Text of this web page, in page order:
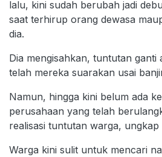
lalu, kini sudah berubah jadi
saat terhirup orang dewasa
dia.
Dia mengisahkan, tuntutan ganti
telah mereka suarakan usai
Namun, hingga kini belum ada
perusahaan yang telah
realisasi tuntutan warga, ungkap
Warga kini sulit untuk mencari